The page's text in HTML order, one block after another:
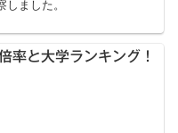
ました。
率と大学ランキング！